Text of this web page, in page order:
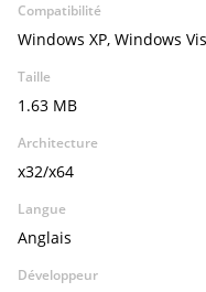
Compatibilité
Windows XP, Windows
Taille
1.63 MB
Architecture
x32/x64
Langue
Anglais
Développeur